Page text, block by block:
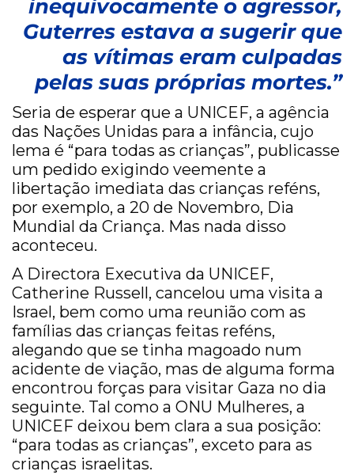
inequivocamente o agressor,
Guterres estava a sugerir que
as vítimas eram culpadas
pelas suas próprias mortes.”
Seria de esperar que a UNICEF, a agência
das Nações Unidas para a infância, cujo
lema é “para todas as crianças”, publicasse
um pedido exigindo veemente a
libertação imediata das crianças reféns,
por exemplo, a 20 de Novembro, Dia
Mundial da Criança. Mas nada disso
aconteceu.
A Directora Executiva da UNICEF,
Catherine Russell, cancelou uma visita a
Israel, bem como uma reunião com as
famílias das crianças feitas reféns,
alegando que se tinha magoado num
acidente de viação, mas de alguma forma
encontrou forças para visitar Gaza no dia
seguinte. Tal como a ONU Mulheres, a
UNICEF deixou bem clara a sua posição:
“para todas as crianças”, exceto para as
crianças israelitas.